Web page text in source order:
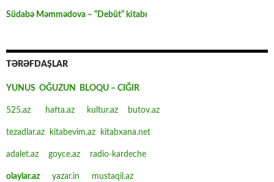
Südabə Məmmədova – “Debüt” kitabı
TƏRƏFDAŞLAR
YUNUS OĞUZUN BLOQU – CIĞIR
525.az hafta.az kultur.az butov.az
tezadlar.az kitabevim.az kitabxana.net
adalet.az goyce.az radio-kardeche
olaylar.az yazar.in mustaqil.az